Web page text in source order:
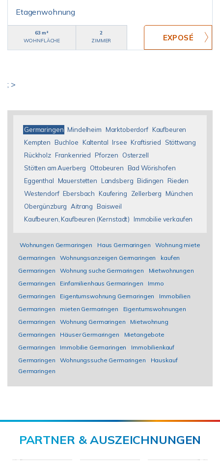
Etagenwohnung
63 m²
WOHNFLÄCHE
2
ZIMMER
; >
Germaringen Mindelheim Marktoberdorf Kaufbeuren
Kempten Buchloe Kaltental Irsee Kraftisried
Stöttwang
Rückholz Frankenried Pforzen
Osterzell
Stötten am Auerberg
Ottobeuren Bad Wörishofen
Eggenthal Mauerstetten Landsberg Bidingen Rieden
Westendorf Ebersbach Kaufering Zellerberg München
Obergünzburg Aitrang Baisweil
Kaufbeuren, Kaufbeuren (Kernstadt) Immobilie verkaufen
Wohnungen Germaringen Haus Germaringen
Wohnung miete
Germaringen
Wohnungsanzeigen Germaringen
kaufen
Germaringen
Wohnung suche Germaringen
Mietwohnungen
Germaringen
Einfamilienhaus Germaringen
Immo
Germaringen
Eigentumswohnung Germaringen
Immobilien
Germaringen
mieten Germaringen
Eigentumswohnungen
Germaringen
Wohnung Germaringen
Mietwohnung
Germaringen
Häuser Germaringen
Mietangebote
Germaringen
Immobilie Germaringen
Immobilienkauf
Germaringen
Wohnungssuche Germaringen
Hauskauf
Germaringen
PARTNER & AUSZEICHNUNGEN